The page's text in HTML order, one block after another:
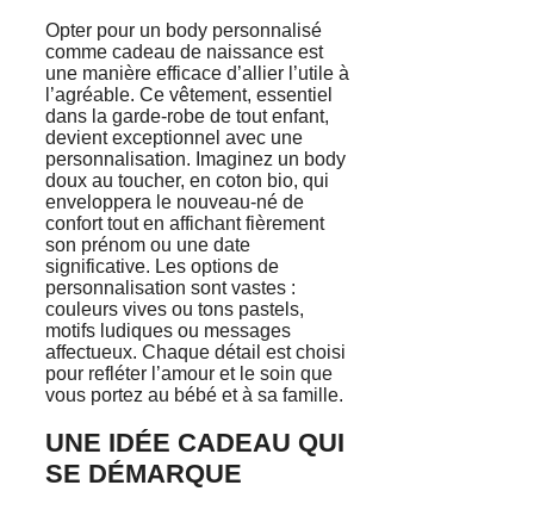
Opter pour un body personnalisé
comme cadeau de naissance est
une manière efficace d’allier l’utile à
l’agréable. Ce vêtement, essentiel
dans la garde-robe de tout enfant,
devient exceptionnel avec une
personnalisation. Imaginez un body
doux au toucher, en coton bio, qui
enveloppera le nouveau-né de
confort tout en affichant fièrement
son prénom ou une date
significative. Les options de
personnalisation sont vastes :
couleurs vives ou tons pastels,
motifs ludiques ou messages
affectueux. Chaque détail est choisi
pour refléter l’amour et le soin que
vous portez au bébé et à sa famille.
UNE IDÉE CADEAU QUI
SE DÉMARQUE